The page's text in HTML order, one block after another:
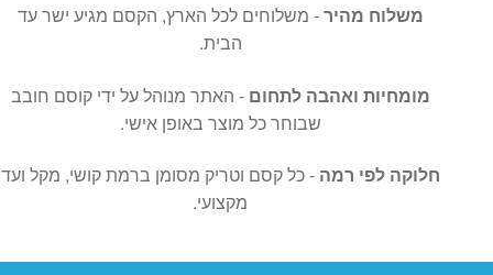
משלוח מהיר- משלוחים לכל הארץ, הקסם מגיע ישר עד
הבית.
מומחיות ואהבה לתחום - האתר מנוהל על ידי קוסם חובב
שבוחר כל מוצר באופן אישי.
חלוקה לפי רמה - כל קסם וטריק מסומן ברמת קושי, מקל ועד
מקצועי.